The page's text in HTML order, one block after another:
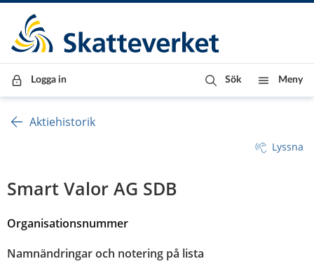
Till innehåll
Till navigationen
Till chattrobot
Logga in Sök Meny
Aktiehistorik
Lyssna
Smart Valor AG SDB
Organisationsnummer
Namnändringar och notering på lista